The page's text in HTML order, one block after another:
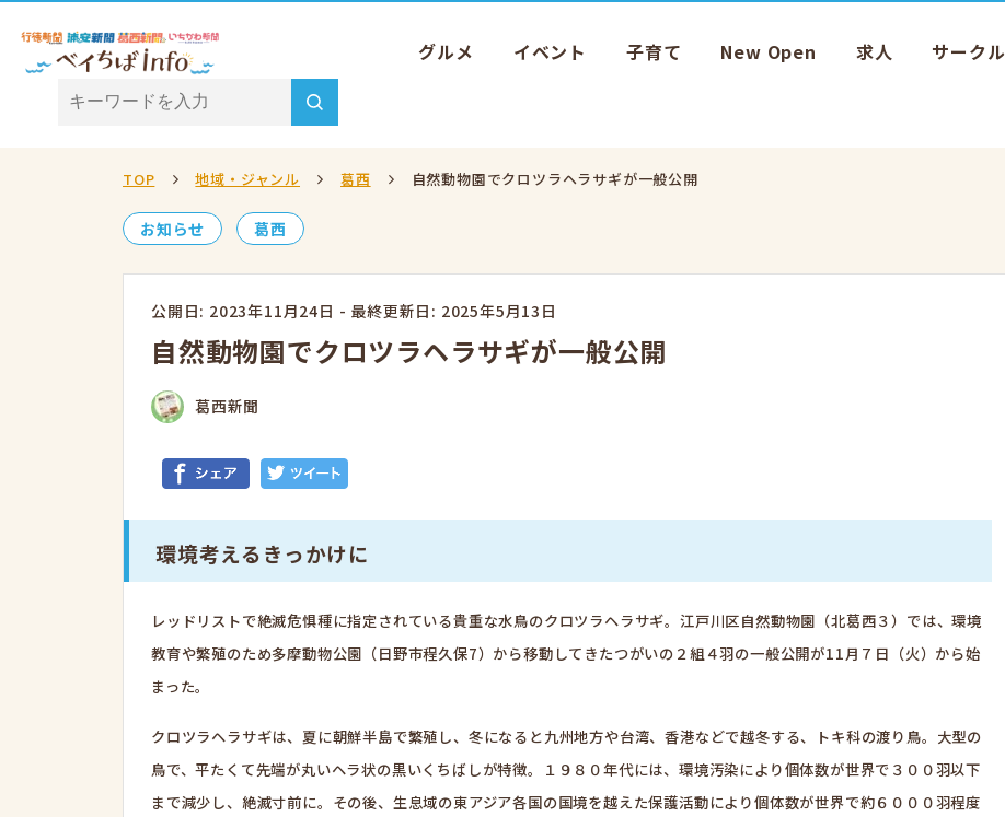
グルメ イベント 子育て New Open 求人 サークル
TOP 地域・ジャンル 葛西 自然動物園でクロツラヘラサギが一般公開
お知らせ 葛西
公開日: 2023年11月24日 - 最終更新日: 2025年5月13日
自然動物園でクロツラヘラサギが一般公開
葛西新聞
環境考えるきっかけに
レッドリストで絶滅危惧種に指定されている貴重な水鳥のクロツラヘラサギ。江戸川区自然動物園（北葛西３）では、環境
教育や繁殖のため多摩動物公園（日野市程久保7）から移動してきたつがいの２組４羽の一般公開が11月７日（火）から始
まった。
クロツラヘラサギは、夏に朝鮮半島で繁殖し、冬になると九州地方や台湾、香港などで越冬する、トキ科の渡り鳥。大型の
鳥で、平たくて先端が丸いヘラ状の黒いくちばしが特徴。１９８０年代には、環境汚染により個体数が世界で３００羽以下
まで減少し、絶滅寸前に。その後、生息域の東アジア各国の国境を越えた保護活動により個体数が世界で約６０００羽程度